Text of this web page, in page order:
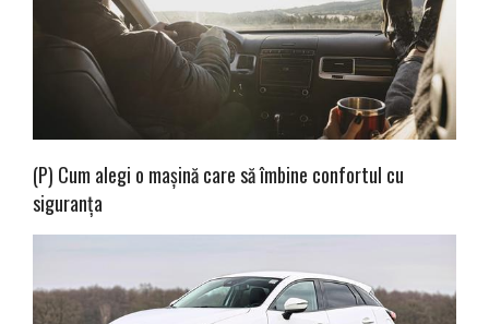
(P) Cum alegi o mașină care să îmbine confortul cu
siguranța